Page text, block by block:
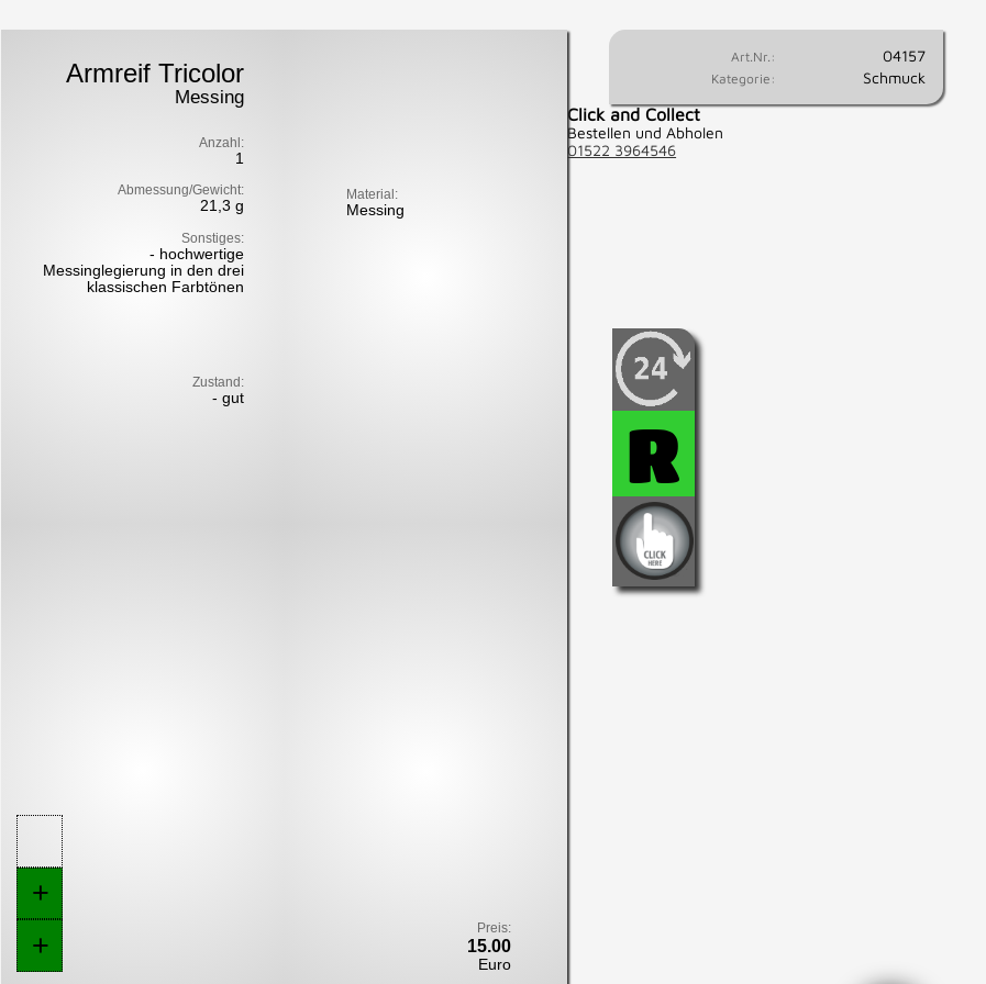
Armreif Tricolor
Messing
Anzahl:
1
Abmessung/Gewicht:
21,3 g
Sonstiges:
- hochwertige
Messinglegierung in den drei
klassischen Farbtönen
Zustand:
- gut
+
+
Material:
Messing
Preis:
15.00
Euro
Art.Nr.: 04157
Kategorie: Schmuck
Click and Collect
Bestellen und Abholen
01522 3964546
R